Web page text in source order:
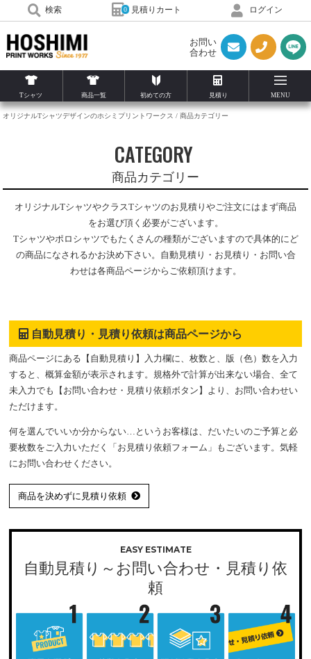
検索 0 見積りカート ログイン
お問い
合わせ
Tシャツ 商品一覧 初めての方 見積り MENU
オリジナルTシャツデザインのホシミプリントワークス 商品カテゴリー
CATEGORY
商品カテゴリー
オリジナルTシャツやクラスTシャツのお見積りやご注文にはまず商品
をお選び頂く必要がございます。
Tシャツやポロシャツでもたくさんの種類がございますので具体的にど
の商品になされるかお決め下さい。自動見積り・お見積り・お問い合
わせは各商品ページからご依頼頂けます。
自動見積り・見積り依頼は商品ページから
商品ページにある【自動見積り】入力欄に、枚数と、版（色）数を入力
すると、概算金額が表示されます。規格外で計算が出来ない場合、全て
未入力でも【お問い合わせ・見積り依頼ボタン】より、お問い合わせい
ただけます。
何を選んでいいか分からない…というお客様は、だいたいのご予算と必
要枚数をご入力いただく「お見積り依頼フォーム」もございます。気軽
にお問い合わせください。
商品を決めずに見積り依頼
EASY ESTIMATE
自動見積り～お問い合わせ・見積り依
頼